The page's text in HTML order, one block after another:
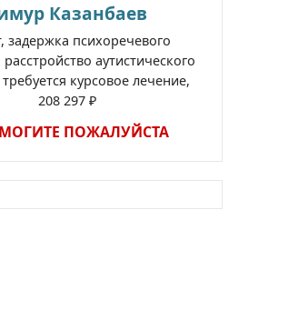
Казанбаев
задержка психоречевого
аутистического
курсовое лечение,
208 297 ₽
ПОЖАЛУЙСТА